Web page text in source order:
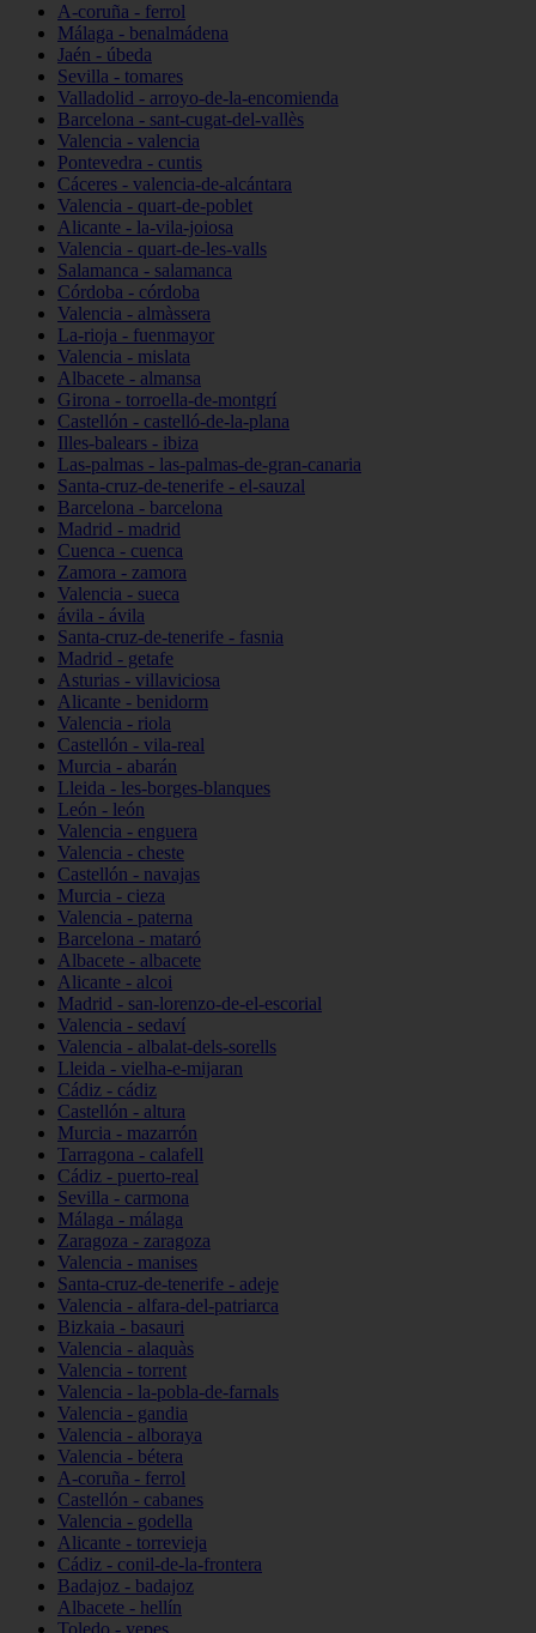
A-coruña - ferrol
Málaga - benalmádena
Jaén - úbeda
Sevilla - tomares
Valladolid - arroyo-de-la-encomienda
Barcelona - sant-cugat-del-vallès
Valencia - valencia
Pontevedra - cuntis
Cáceres - valencia-de-alcántara
Valencia - quart-de-poblet
Alicante - la-vila-joiosa
Valencia - quart-de-les-valls
Salamanca - salamanca
Córdoba - córdoba
Valencia - almàssera
La-rioja - fuenmayor
Valencia - mislata
Albacete - almansa
Girona - torroella-de-montgrí
Castellón - castelló-de-la-plana
Illes-balears - ibiza
Las-palmas - las-palmas-de-gran-canaria
Santa-cruz-de-tenerife - el-sauzal
Barcelona - barcelona
Madrid - madrid
Cuenca - cuenca
Zamora - zamora
Valencia - sueca
ávila - ávila
Santa-cruz-de-tenerife - fasnia
Madrid - getafe
Asturias - villaviciosa
Alicante - benidorm
Valencia - riola
Castellón - vila-real
Murcia - abarán
Lleida - les-borges-blanques
León - león
Valencia - enguera
Valencia - cheste
Castellón - navajas
Murcia - cieza
Valencia - paterna
Barcelona - mataró
Albacete - albacete
Alicante - alcoi
Madrid - san-lorenzo-de-el-escorial
Valencia - sedaví
Valencia - albalat-dels-sorells
Lleida - vielha-e-mijaran
Cádiz - cádiz
Castellón - altura
Murcia - mazarrón
Tarragona - calafell
Cádiz - puerto-real
Sevilla - carmona
Málaga - málaga
Zaragoza - zaragoza
Valencia - manises
Santa-cruz-de-tenerife - adeje
Valencia - alfara-del-patriarca
Bizkaia - basauri
Valencia - alaquàs
Valencia - torrent
Valencia - la-pobla-de-farnals
Valencia - gandia
Valencia - alboraya
Valencia - bétera
A-coruña - ferrol
Castellón - cabanes
Valencia - godella
Alicante - torrevieja
Cádiz - conil-de-la-frontera
Badajoz - badajoz
Albacete - hellín
Toledo - yepes